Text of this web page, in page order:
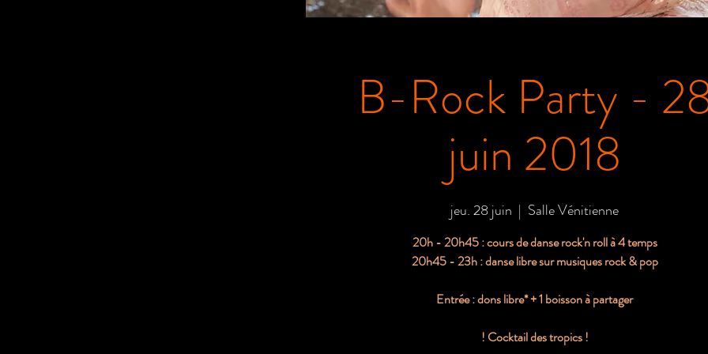
B-Rock Party -
juin 2018
jeu. 28 juin
  |
Salle Vénitienne
20h - 20h45 : cours de danse rock'n roll à 4 temps
20h45 - 23h : danse libre sur musiques rock & pop
Entrée : dons libre* + 1 boisson à partager
! Cocktail des tropics !